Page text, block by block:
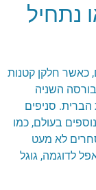
נתחיל
כאשר חלקן קטנות
השניה
סניפים
בעולם, כמו
לא מעט
לדוגמה, גוגל